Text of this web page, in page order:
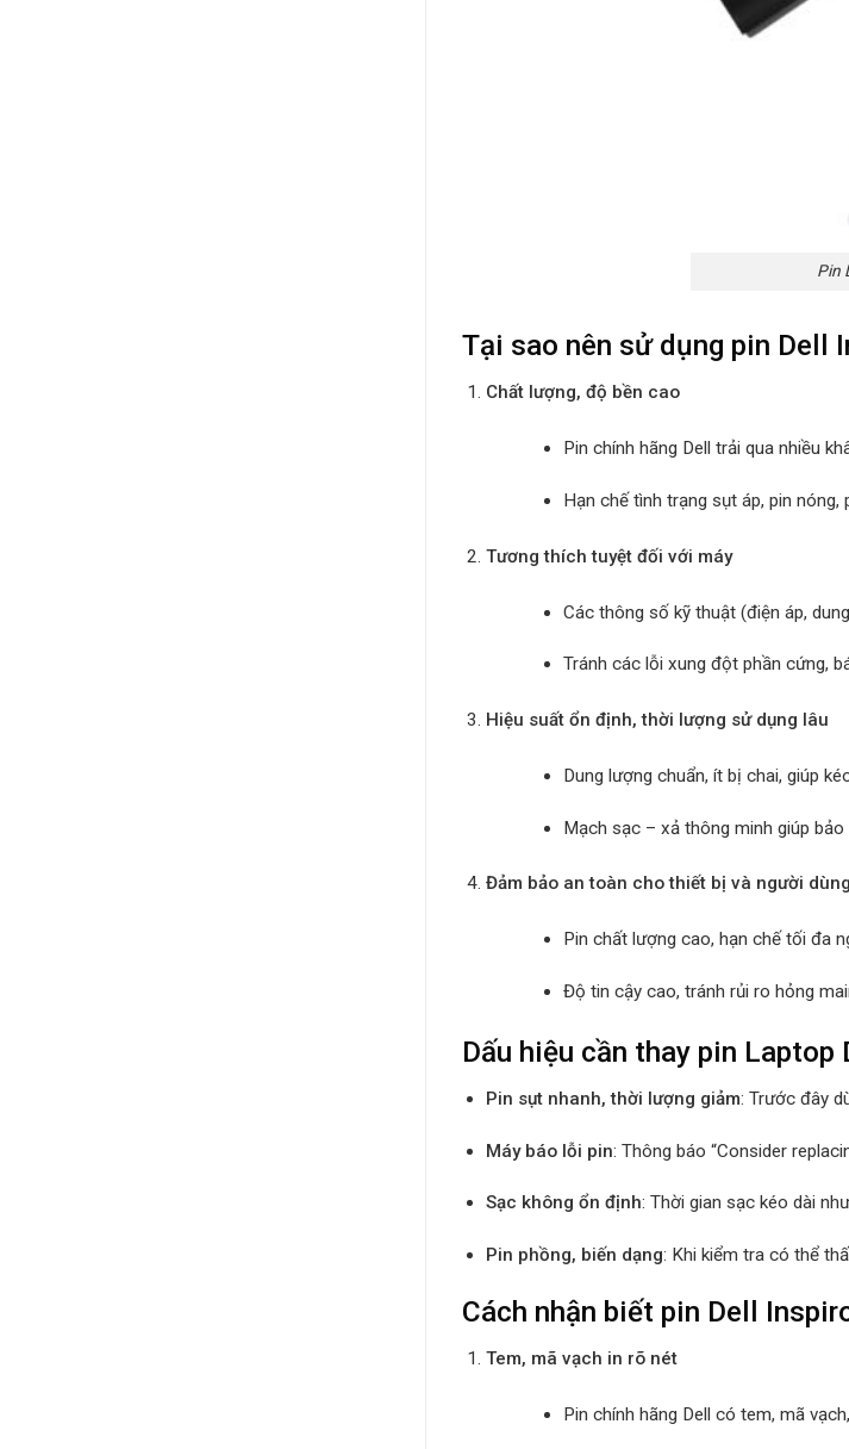
Pin
Tại sao nên sử dụng pin Dell
Chất lượng, độ bền cao
Pin chính hãng Dell trải qua nhiều
Hạn chế tình trạng sụt áp, pin
Tương thích tuyệt đối với máy
Các thông số kỹ thuật (điện áp,
Tránh các lỗi xung đột phần cứng,
Hiệu suất ổn định, thời lượng sử dụng lâu
Dung lượng chuẩn, ít bị chai, giúp
Mạch sạc – xả thông minh giúp
Đảm bảo an toàn cho thiết bị và người dùng
Pin chất lượng cao, hạn chế tối đa
Độ tin cậy cao, tránh rủi ro hỏng
Dấu hiệu cần thay pin
Pin sụt nhanh, thời lượng giảm: Trước đây
Máy báo lỗi pin: Thông báo “Consider
Sạc không ổn định: Thời gian sạc kéo dài
Pin phồng, biến dạng: Khi kiểm tra có thể
Cách nhận biết pin Dell
Tem, mã vạch in rõ nét
Pin chính hãng Dell có tem, mã